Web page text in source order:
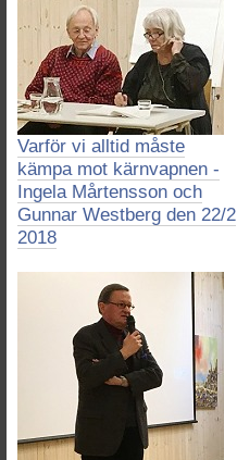
Varför vi alltid måste
kämpa mot kärnvapnen -
Ingela Mårtensson och
Gunnar Westberg den 22/2
2018